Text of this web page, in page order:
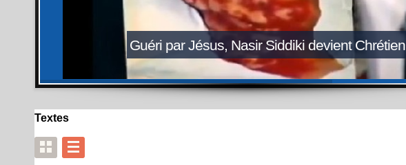
Guéri par Jésus, Nasir Siddiki devient Chrétien
Textes